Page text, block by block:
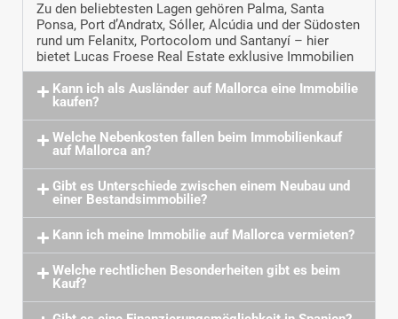
Zu den beliebtesten Lagen gehören Palma, Santa
Ponsa, Port d’Andratx, Sóller, Alcúdia und der Südosten
rund um Felanitx, Portocolom und Santanyí – hier
bietet Lucas Froese Real Estate exklusive Immobilien
Kann ich als Ausländer auf Mallorca eine Immobilie
kaufen?
Welche Nebenkosten fallen beim Immobilienkauf
auf Mallorca an?
Gibt es Unterschiede zwischen einem Neubau und
einer Bestandsimmobilie?
Kann ich meine Immobilie auf Mallorca vermieten?
Welche rechtlichen Besonderheiten gibt es beim
Kauf?